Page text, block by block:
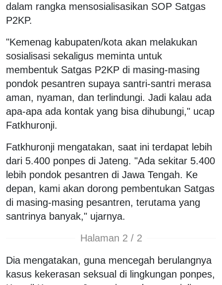
dalam rangka mensosialisasikan SOP Satgas
P2KP.
"Kemenag kabupaten/kota akan melakukan
sosialisasi sekaligus meminta untuk
membentuk Satgas P2KP di masing-masing
pondok pesantren supaya santri-santri merasa
aman, nyaman, dan terlindungi. Jadi kalau ada
apa-apa ada kontak yang bisa dihubungi," ucap
Fatkhuronji.
Fatkhuronji mengatakan, saat ini terdapat lebih
dari 5.400 ponpes di Jateng. "Ada sekitar 5.400
lebih pondok pesantren di Jawa Tengah. Ke
depan, kami akan dorong pembentukan Satgas
di masing-masing pesantren, terutama yang
santrinya banyak," ujarnya.
Halaman 2 / 2
Dia mengatakan, guna mencegah berulangnya
kasus kekerasan seksual di lingkungan ponpes,